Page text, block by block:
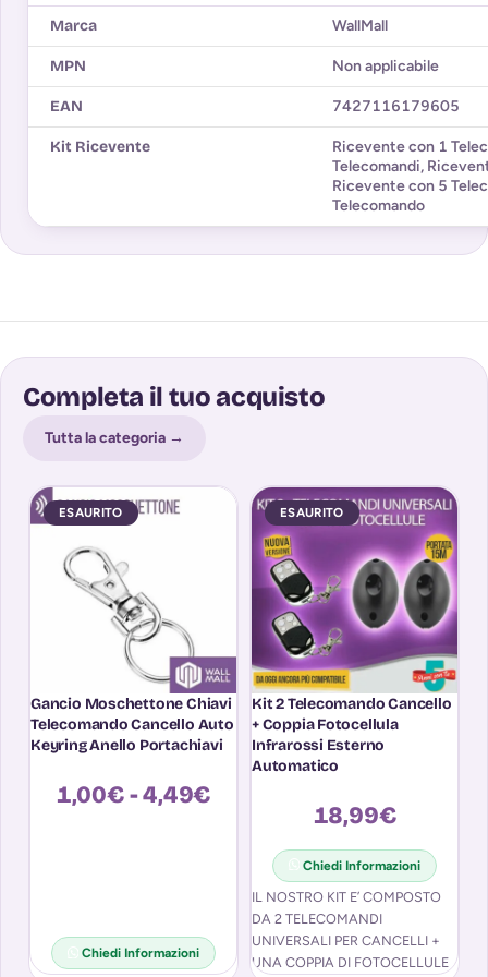
Marca WallMall
MPN Non applicabile
EAN 7427116179605
Kit Ricevente
Ricevente con 1
Telecomandi,
Ricevente con 5
Telecomando
Completa il tuo acquisto
Tutta la categoria →
ESAURITO
Gancio Moschettone Chiavi
Telecomando Cancello Auto
Keyring Anello Portachiavi
1,00€-4,49€
Chiedi Informazioni
ESAURITO
Kit 2 Telecomando Cancello
+ Coppia Fotocellula
Infrarossi Esterno
Automatico
18,99€
Chiedi Informazioni
IL NOSTRO KIT E’ COMPOSTO
DA 2 TELECOMANDI
UNIVERSALI PER CANCELLI +
UNA COPPIA DI FOTOCELLULE